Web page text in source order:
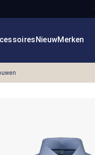
NieuwMerken